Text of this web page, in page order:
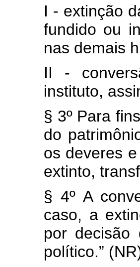
I - extinção
fundido ou
nas demais
II -
instituto,
§ 3º Para
do
os deveres
extinto,
§ 4º A
caso, a
por decisão
político.”